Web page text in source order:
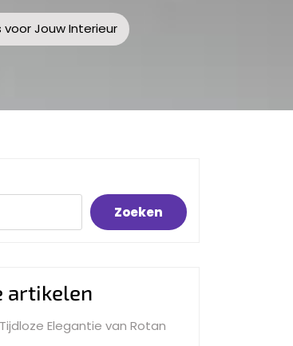
Jouw Interieur
Zoeken
artikelen
Elegantie van Rotan